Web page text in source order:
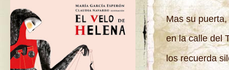
Mas su
en la calle del
los recuerda